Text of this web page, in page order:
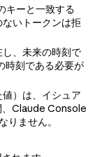
キーと一致する
ないトークンは拒
し、未来の時刻で
時刻である必要が
値）は、イシュア
、Claude Console
りません。